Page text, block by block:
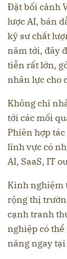
Đặt bối cảnh
lược AI, bán
kỹ sư chất
năm tới, đây
tiễn rất lớn,
nhân lực cho
Không chỉ
tới các mối
Phiên hợp
lĩnh vực có
AI, SaaS, IT
Kinh nghiệm
rộng thị
cạnh tranh
nghiệp có
năng ngay